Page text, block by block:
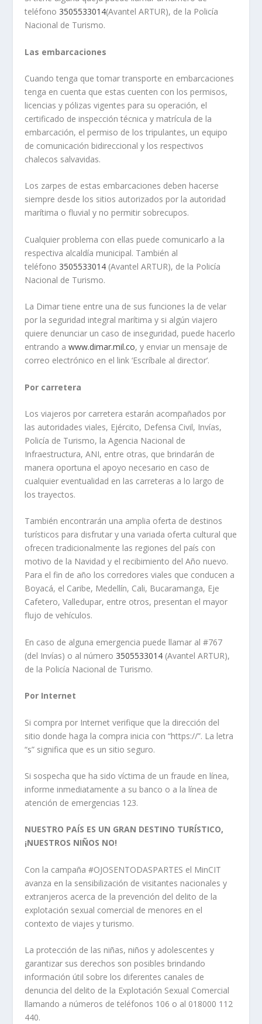
teléfono 3505533014(Avantel ARTUR), de la Policía
Nacional de Turismo.
Las embarcaciones
Cuando tenga que tomar transporte en embarcaciones
tenga en cuenta que estas cuenten con los permisos,
licencias y pólizas vigentes para su operación, el
certificado de inspección técnica y matrícula de la
embarcación, el permiso de los tripulantes, un equipo
de comunicación bidireccional y los respectivos
chalecos salvavidas.
Los zarpes de estas embarcaciones deben hacerse
siempre desde los sitios autorizados por la autoridad
marítima o fluvial y no permitir sobrecupos.
Cualquier problema con ellas puede comunicarlo a la
respectiva alcaldía municipal. También al
teléfono 3505533014 (Avantel ARTUR), de la Policía
Nacional de Turismo.
La Dimar tiene entre una de sus funciones la de velar
por la seguridad integral marítima y si algún viajero
quiere denunciar un caso de inseguridad, puede hacerlo
entrando awww.dimar.mil.co, y enviar un mensaje de
correo electrónico en el link ‘Escríbale al director’.
Por carretera
Los viajeros por carretera estarán acompañados por
las autoridades viales, Ejército, Defensa Civil, Invías,
Policía de Turismo, la Agencia Nacional de
Infraestructura, ANI, entre otras, que brindarán de
manera oportuna el apoyo necesario en caso de
cualquier eventualidad en las carreteras a lo largo de
los trayectos.
También encontrarán una amplia oferta de destinos
turísticos para disfrutar y una variada oferta cultural que
ofrecen tradicionalmente las regiones del país con
motivo de la Navidad y el recibimiento del Año nuevo.
Para el fin de año los corredores viales que conducen a
Boyacá, el Caribe, Medellín, Cali, Bucaramanga, Eje
Cafetero, Valledupar, entre otros, presentan el mayor
flujo de vehículos.
En caso de alguna emergencia puede llamar al #767
(del Invías) o al número 3505533014 (Avantel ARTUR),
de la Policía Nacional de Turismo.
Por Internet
Si compra por Internet verifique que la dirección del
sitio donde haga la compra inicia con “https://”. La letra
“s” significa que es un sitio seguro.
Si sospecha que ha sido víctima de un fraude en línea,
informe inmediatamente a su banco o a la línea de
atención de emergencias 123.
NUESTRO PAÍS ES UN GRAN DESTINO TURÍSTICO,
¡NUESTROS NIÑOS NO!
Con la campaña #OJOSENTODASPARTES el MinCIT
avanza en la sensibilización de visitantes nacionales y
extranjeros acerca de la prevención del delito de la
explotación sexual comercial de menores en el
contexto de viajes y turismo.
La protección de las niñas, niños y adolescentes y
garantizar sus derechos son posibles brindando
información útil sobre los diferentes canales de
denuncia del delito de la Explotación Sexual Comercial
llamando a números de teléfonos 106 o al 018000 112
440.